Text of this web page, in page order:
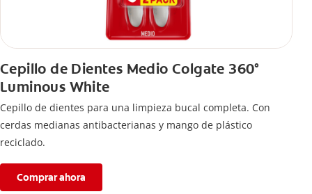
Cepillo de Dientes Medio Colgate 360°
Luminous White
Cepillo de dientes para una limpieza bucal completa. Con
cerdas medianas antibacterianas y mango de plástico
reciclado.
Comprar ahora